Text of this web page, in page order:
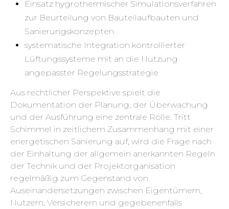
Einsatz hygrothermischer Simulationsverfahren
zur Beurteilung von Bauteilaufbauten und
Sanierungskonzepten
systematische Integration kontrollierter
Lüftungssysteme mit an die Nutzung
angepasster Regelungsstrategie
Aus rechtlicher Perspektive spielt die
Dokumentation der Planung, der Überwachung
und der Ausführung eine zentrale Rolle. Tritt
Schimmel in zeitlichem Zusammenhang mit einer
energetischen Sanierung auf, wird die Frage nach
der Einhaltung der allgemein anerkannten Regeln
der Technik und der Projektorganisation
regelmäßig zum Gegenstand von
Auseinandersetzungen zwischen Eigentümern,
Nutzern, Versicherern und gegebenenfalls